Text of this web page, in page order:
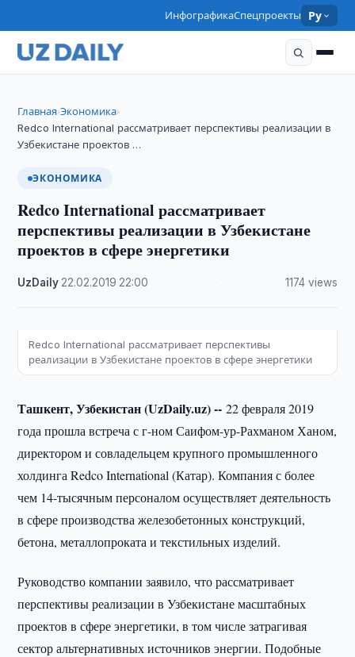
ИнфографикаСпецпроекты Ру
Главная›Экономика›
Redco International рассматривает перспективы реализации в
Узбекистане проектов …
ЭКОНОМИКА
Redco International рассматривает
перспективы реализации в Узбекистане
проектов в сфере энергетики
UzDaily 22.02.2019 22:00 1174 views
Redco International рассматривает перспективы
реализации в Узбекистане проектов в сфере энергетики
Ташкент, Узбекистан (UzDaily.uz) --22 февраля 2019
года прошла встреча с г-ном Саифом-ур-Рахманом Ханом,
директором и совладельцем крупного промышленного
холдинга Redco International (Катар). Компания с более
чем 14-тысячным персоналом осуществляет деятельность
в сфере производства железобетонных конструкций,
бетона, металлопроката и текстильных изделий.
Руководство компании заявило, что рассматривает
перспективы реализации в Узбекистане масштабных
проектов в сфере энергетики, в том числе затрагивая
сектор альтернативных источников энергии. Подобные